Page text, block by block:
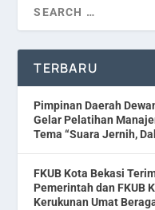
TERBARU
Pimpinan Daerah
Gelar Pelatihan
Tema “Suara Jernih,
FKUB Kota Bekasi
Pemerintah dan FKUB
Kerukunan Umat